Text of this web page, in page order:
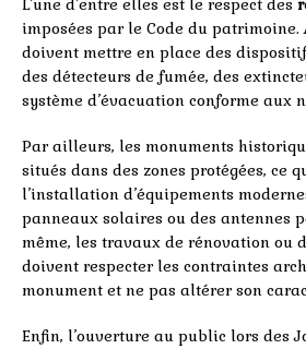
L’une d’entre elles est le respect des
imposées par le Code du patrimoine.
doivent mettre en place des
des détecteurs de fumée, des
système d’évacuation conforme aux
Par ailleurs, les monuments
situés dans des zones protégées, ce
l’installation d’équipements
panneaux solaires ou des antennes
même, les travaux de rénovation ou
doivent respecter les contraintes
monument et ne pas altérer son
Enfin, l’ouverture au public lors des